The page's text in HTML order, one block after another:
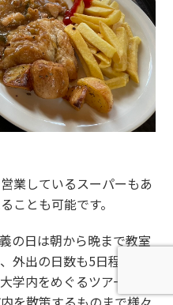
業しているスーパーもあ
ことも可能です。
の日は朝から晩まで教室
外出の日数も5日程度確
学内をめぐるツアーか